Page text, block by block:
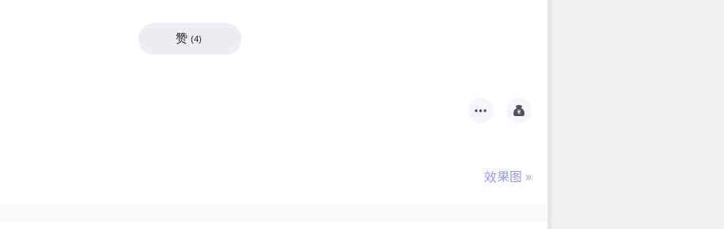
赞 (4)
效果图 »